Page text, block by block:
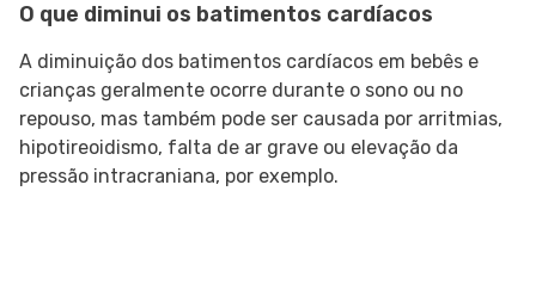
O que diminui os batimentos cardíacos
A diminuição dos batimentos cardíacos em bebês e
crianças geralmente ocorre durante o sono ou no
repouso, mas também pode ser causada por arritmias,
hipotireoidismo, falta de ar grave ou elevação da
pressão intracraniana, por exemplo.